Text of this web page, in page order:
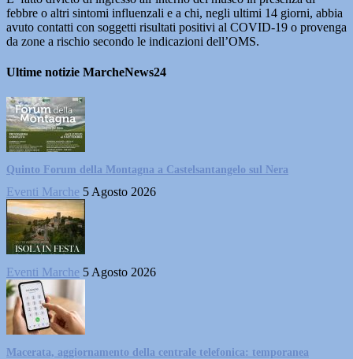
febbre o altri sintomi influenzali e a chi, negli ultimi 14 giorni, abbia
avuto contatti con soggetti risultati positivi al COVID-19 o provenga
da zone a rischio secondo le indicazioni dell’OMS.
Ultime notizie MarcheNews24
Quinto Forum della Montagna a Castelsantangelo sul Nera
Eventi Marche 5 Agosto 2026
Eventi Marche 5 Agosto 2026
Macerata, aggiornamento della centrale telefonica: temporanea